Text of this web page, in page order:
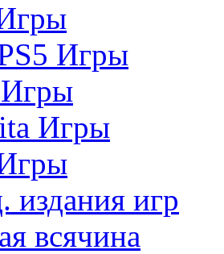
Игры
Игры
издания игр
всячина